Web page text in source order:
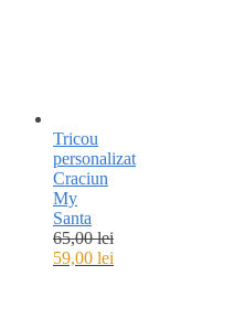
Tricou
personalizat
Craciun
My
Santa
65,00lei
59,00 lei